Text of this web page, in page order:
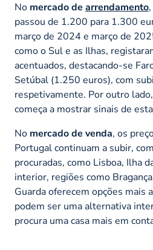
No mercado de arrendamento
passou de 1.200 para 1.300
março de 2024 e março de
como o Sul e as Ilhas,
acentuados, destacando-se
Setúbal (1.250 euros), com
respetivamente. Por outro
começa a mostrar sinais de
No mercado de venda, os
Portugal continuam a subir,
procuradas, como Lisboa, Ilha
interior, regiões como
Guarda oferecem opções mais
podem ser uma alternativa
procura uma casa mais em